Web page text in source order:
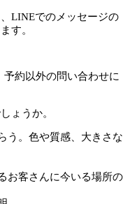
LINEでのメッセージの
す。
予約以外の問い合わせに
ょうか。
う。色や質感、大きさな
お客さんに今いる場所の